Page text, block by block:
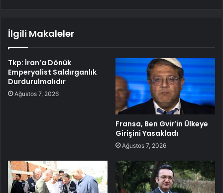
İlgili Makaleler
Tkp: İran’a Dönük
Emperyalist Saldırganlık
Durdurulmalıdır
Ağustos 7, 2026
Fransa, Ben Gvir’in Ülkeye
Girişini Yasakladı
Ağustos 7, 2026